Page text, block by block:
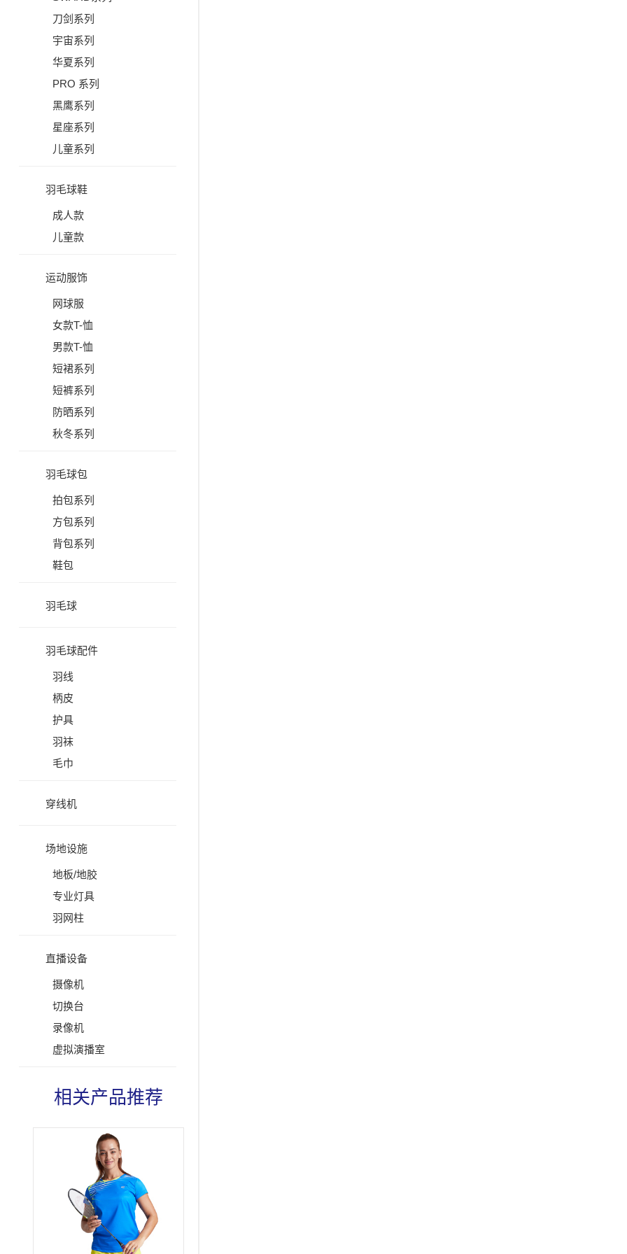
刀剑系列
宇宙系列
华夏系列
PRO 系列
黑鹰系列
星座系列
儿童系列
羽毛球鞋
成人款
儿童款
运动服饰
网球服
女款T-恤
男款T-恤
短裙系列
短裤系列
防晒系列
秋冬系列
羽毛球包
拍包系列
方包系列
背包系列
鞋包
羽毛球
羽毛球配件
羽线
柄皮
护具
羽袜
毛巾
穿线机
场地设施
地板/地胶
专业灯具
羽网柱
直播设备
摄像机
切换台
录像机
虚拟演播室
相关产品推荐